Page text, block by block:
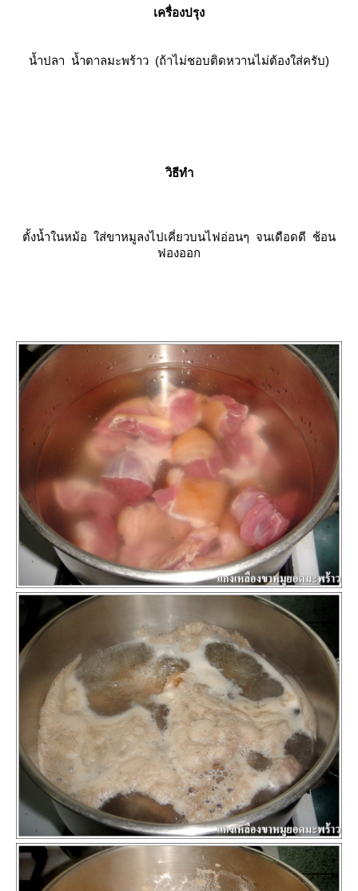
เครื่องปรุง
น้ำปลา น้ำตาลมะพร้าว (ถ้าไม่ชอบติดหวานไม่ต้องใส่ครับ)
วิธีทำ
ตั้งน้ำในหม้อ ใส่ขาหมูลงไปเคี่ยวบนไฟอ่อนๆ จนเดือดดี ช้อน
ฟองออก